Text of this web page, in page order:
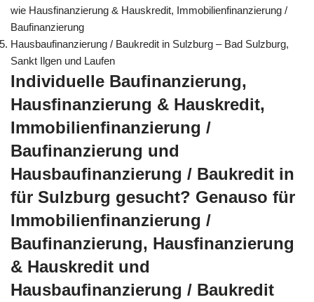
wie Hausfinanzierung & Hauskredit, Immobilienfinanzierung /
Baufinanzierung
Hausbaufinanzierung / Baukredit in Sulzburg – Bad Sulzburg,
Sankt Ilgen und Laufen
Individuelle Baufinanzierung,
Hausfinanzierung & Hauskredit,
Immobilienfinanzierung /
Baufinanzierung und
Hausbaufinanzierung / Baukredit in
für Sulzburg gesucht? Genauso für
Immobilienfinanzierung /
Baufinanzierung, Hausfinanzierung
& Hauskredit und
Hausbaufinanzierung / Baukredit